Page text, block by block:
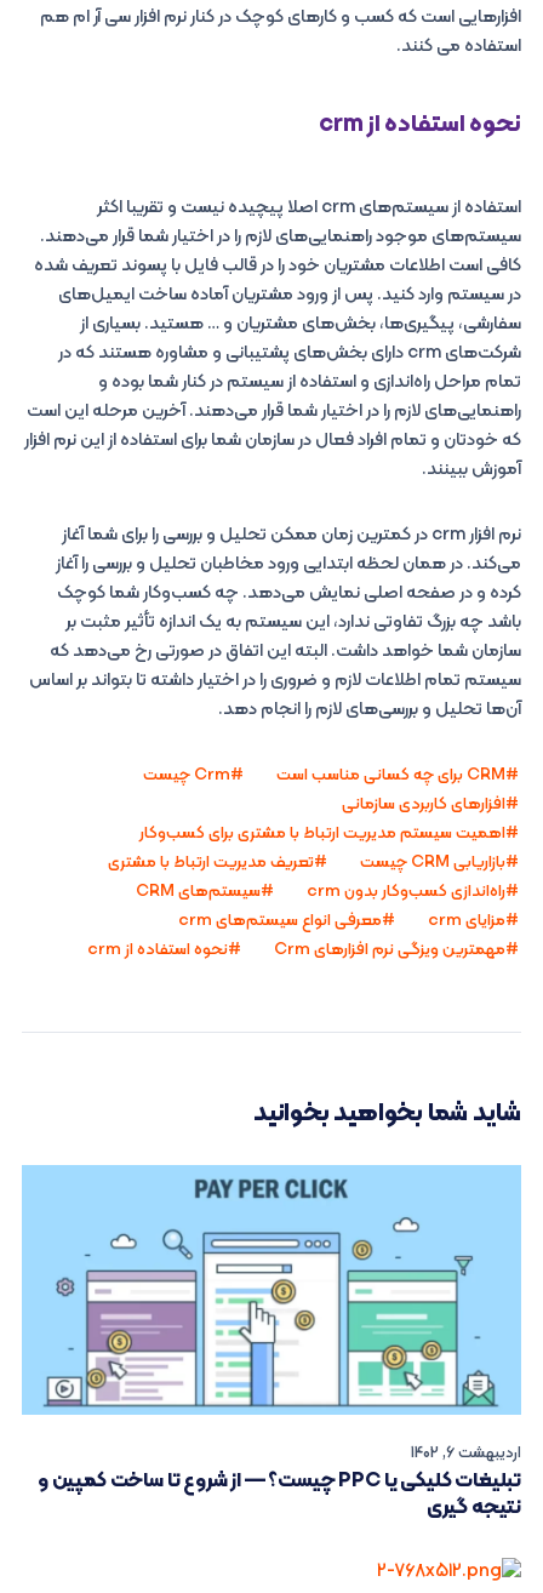
افزارهایی است که کسب و کارهای کوچک در کنار نرم افزار سی آر ام هم
استفاده می کنند.
نحوه استفاده از crm
استفاده از سیستم‌های crm اصلا پیچیده نیست و تقریبا اکثر
سیستم‌های موجود راهنمایی‌های لازم را در اختیار شما قرار می‌دهند.
کافی است اطلاعات مشتریان خود را در قالب فایل با پسوند تعریف شده
در سیستم وارد کنید. پس از ورود مشتریان آماده ساخت ایمیل‌های
سفارشی، پیگیری‌ها، بخش‌های مشتریان و … هستید. بسیاری از
شرکت‌های crm دارای بخش‌های پشتیبانی و مشاوره هستند که در
تمام مراحل راه‌اندازی و استفاده از سیستم در کنار شما بوده و
راهنمایی‌های لازم را در اختیار شما قرار می‌دهند. آخرین مرحله این است
که خودتان و تمام افراد فعال در سازمان شما برای استفاده از این نرم افزار
آموزش ببینند.
نرم افزار crm در کمترین زمان ممکن تحلیل و بررسی را برای شما آغاز
می‌کند. در همان لحظه ابتدایی ورود مخاطبان تحلیل و بررسی را آغاز
کرده و در صفحه اصلی نمایش می‌دهد. چه کسب‌وکار شما کوچک
باشد چه بزرگ تفاوتی ندارد، این سیستم به یک اندازه تأثیر مثبت بر
سازمان شما خواهد داشت. البته این اتفاق در صورتی رخ می‌دهد که
سیستم تمام اطلاعات لازم و ضروری را در اختیار داشته تا بتواند بر اساس
آن‌ها تحلیل و بررسی‌های لازم را انجام دهد.
CRM برای چه کسانی مناسب است
Crm چیست
افزارهای کاربردی سازمانی
اهمیت سیستم مدیریت ارتباط با مشتری برای کسب‌وکار
بازاریابی CRM چیست
تعریف مدیریت ارتباط با مشتری
راه‌اندازی کسب‌وکار بدون crm
سیستم‌های CRM
مزایای crm
معرفی انواع سیستم‌های crm
مهمترین ویزگی نرم افزارهای Crm
نحوه استفاده از crm
شاید شما بخواهید بخوانید
اردیبهشت 6, 1402
تبلیغات کلیکی یا PPC چیست؟ — از شروع تا ساخت کمپین و
نتیجه گیری